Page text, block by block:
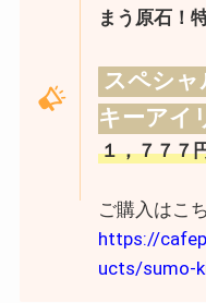
まう原石！
スペシ
キーアイ
１，７７７
ご購入はこ
https://
ucts/sumo-